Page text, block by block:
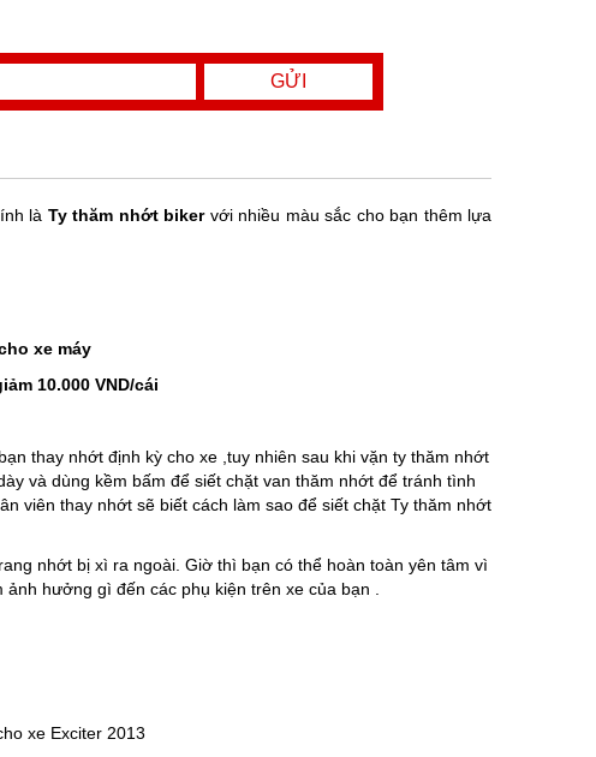
là Ty thăm nhớt bikervới nhiều màu sắc cho bạn thêm lựa
xe máy
10.000 VND/cái
thay nhớt định kỳ cho xe ,tuy nhiên sau khi vặn ty thăm nhớt
và dùng kềm bấm để siết chặt van thăm nhớt để tránh tình
viên thay nhớt sẽ biết cách làm sao để siết chặt Ty thăm nhớt
nhớt bị xì ra ngoài. Giờ thì bạn có thể hoàn toàn yên tâm vì
hưởng gì đến các phụ kiện trên xe của bạn .
xe Exciter 2013